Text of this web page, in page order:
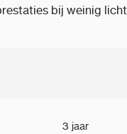
bij weinig licht​
3 jaar